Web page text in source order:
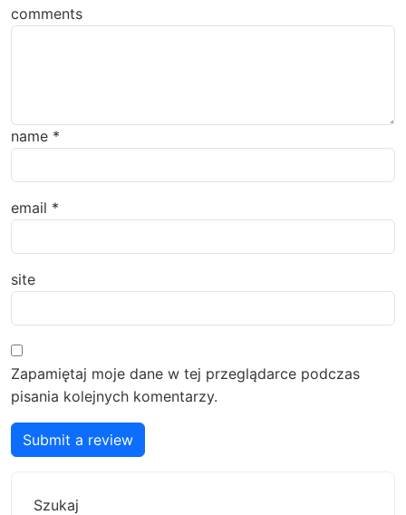
comments
name *
email *
site
Zapamiętaj moje dane w tej przeglądarce podczas
pisania kolejnych komentarzy.
Submit a review
Szukaj